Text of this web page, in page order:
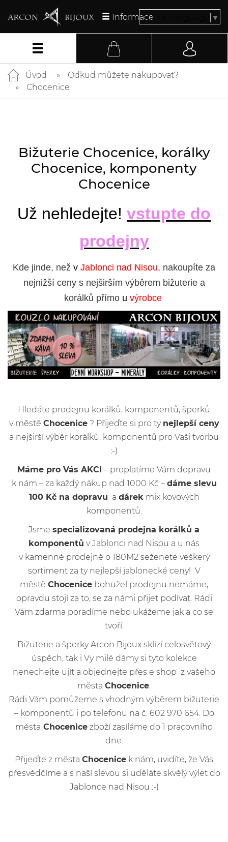
InformaceSelect Language ▼
Úvod
Odkud můžete nakupovat?
Chocenice
Bižuterie Chocenice, korálky
Chocenice, komponenty
Chocenice
Už nehledejte! vstupte do
prodejny
Kde jinde, než v Jablonci nad Nisou, nakoupíte za
nejnižší ceny s nejširším výběrem bižuterie a
korálků přímo u výrobce
Hledáte prodejnu korálků, komponentů, šperků
v městě Chocenice? Přijeďte si pro ty nejlepší ceny
a nejširší výběr korálků, komponentů pro Vaši tvorbu
:-)
Máme pro Vás AKCI – proplatíme Vám dopravu
k nám – za každý nákup nad 1000 Kč – dáme slevu
100 Kč na dopravu a dárek mix kovových
komponentů.
Jsme specializovaná prodejna korálků a
komponentů v Jablonci nad Nisou a u nás
v kamenné prodejně o 180M2 seženete veškerý
sortiment za ty nejlepší jablonecké ceny! V
městě Chocenice bohužel prodejnu nemáme,
opravdu stojí za to, se za námi přijet podívat. Rádi
Vám zdarma poradíme nebo ukážeme jak a co se
tvoří.
Bižuterie a šperky Arcon Bijoux sklízí celosvětový
úspěch, tak i Vy milé dámy si tyto kolekce
nenechejte ujít a objednejte přes e shop z vašeho
města Chocenice
Rádi Vám pomůžeme s vhodným výběrem bižuterie
– komponentů i po telefonu na č. 602 970 654. Do
města Chocenice zboží zasíláme do 1 pracovního
dne.
Přijeďte z města Chocenice k nám, uvidíte, že Vás
přesvědčíme a s naší slevou si uděláte skvělý výlet do
Jablonce nad Nisou :-)